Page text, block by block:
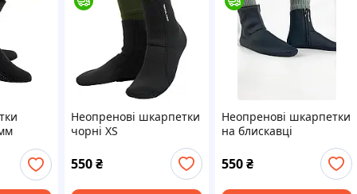
для
Неопренові шкарпетки
чорні XS
550₴
Неопренові шкарпетки
на блискавці
550 ₴